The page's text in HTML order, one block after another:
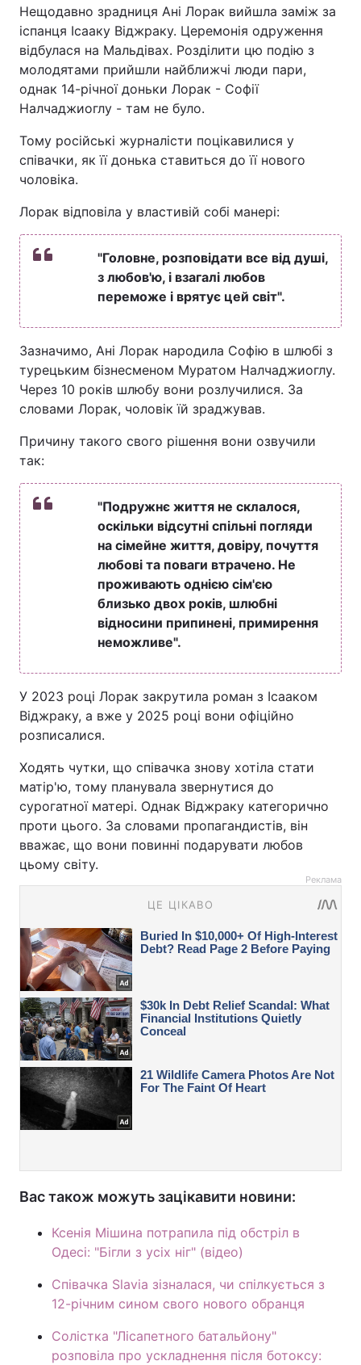
Нещодавно зрадниця Ані Лорак вийшла заміж за
іспанця Ісааку Віджраку. Церемонія одруження
відбулася на Мальдівах. Розділити цю подію з
молодятами прийшли найближчі люди пари,
однак 14-річної доньки Лорак - Софії
Налчаджиоглу - там не було.
Тому російські журналісти поцікавилися у
співачки, як її донька ставиться до її нового
чоловіка.
Лорак відповіла у властивій собі манері:
"Головне, розповідати все від душі,
з любов'ю, і взагалі любов
переможе і врятує цей світ".
Зазначимо, Ані Лорак народила Софію в шлюбі з
турецьким бізнесменом Муратом Налчаджиоглу.
Через 10 років шлюбу вони розлучилися. За
словами Лорак, чоловік їй зраджував.
Причину такого свого рішення вони озвучили
так:
"Подружнє життя не склалося,
оскільки відсутні спільні погляди
на сімейне життя, довіру, почуття
любові та поваги втрачено. Не
проживають однією сім'єю
близько двох років, шлюбні
відносини припинені, примирення
неможливе".
У 2023 році Лорак закрутила роман з Ісааком
Віджраку, а вже у 2025 році вони офіційно
розписалися.
Ходять чутки, що співачка знову хотіла стати
матір'ю, тому планувала звернутися до
сурогатної матері. Однак Віджраку категорично
проти цього. За словами пропагандистів, він
вважає, що вони повинні подарувати любов
цьому світу.
Реклама
Вас також можуть зацікавити новини:
Ксенія Мішина потрапила під обстріл в
Одесі: "Бігли з усіх ніг" (відео)
Співачка Slavia зізналася, чи спілкується з
12-річним сином свого нового обранця
Солістка "Лісапетного батальйону"
розповіла про ускладнення після ботоксу: